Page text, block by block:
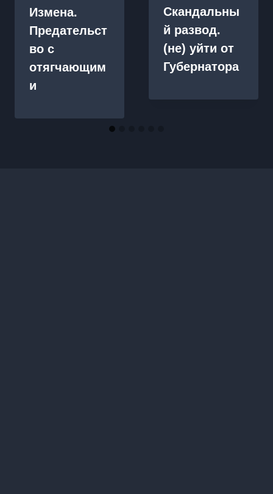
Измена.
Предательст
во с
отягчающим
и
Скандальны
й развод.
(не) уйти от
Губернатора